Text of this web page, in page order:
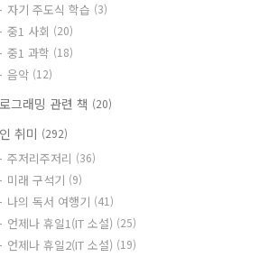
자기 주도식 학습 (3)
중1 사회 (20)
중1 과학 (18)
음악 (12)
그래밍 관련 책 (20)
취미 (292)
주저리주저리 (36)
미래 구석기 (9)
나의 독서 여행기 (41)
언제나 휴일1(IT 소설) (25)
언제나 휴일2(IT 소설) (19)